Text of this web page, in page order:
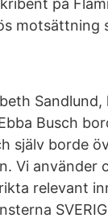
på
motsättning
Sandlund,
Busch
själv borde
Vi använder
relevant